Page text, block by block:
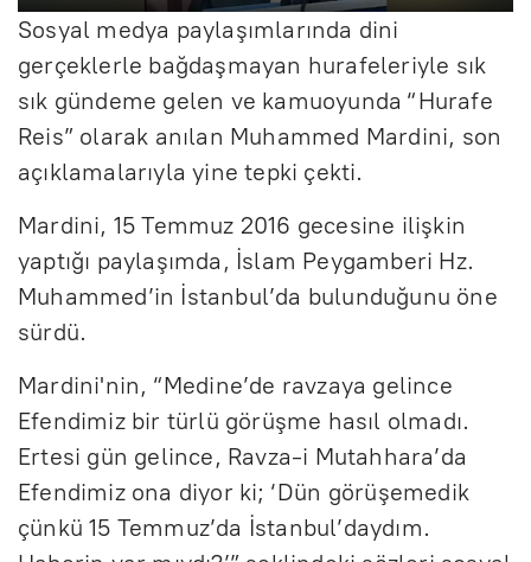
B
a
ş
l
a
t
S
e
s
s
i
z
A
y
a
r
a
r
P
I
P
E
t
e
l
l
a
t
Sosyal medya paylaşımlarında dini
gerçeklerle bağdaşmayan hurafeleriyle sık
sık gündeme gelen ve kamuoyunda “Hurafe
Reis” olarak anılan Muhammed Mardini, son
açıklamalarıyla yine tepki çekti.
Mardini, 15 Temmuz 2016 gecesine ilişkin
yaptığı paylaşımda, İslam Peygamberi Hz.
Muhammed’in İstanbul’da bulunduğunu öne
sürdü.
Mardini'nin, “Medine’de ravzaya gelince
Efendimiz bir türlü görüşme hasıl olmadı.
Ertesi gün gelince, Ravza-i Mutahhara’da
Efendimiz ona diyor ki; ‘Dün görüşemedik
çünkü 15 Temmuz’da İstanbul’daydım.